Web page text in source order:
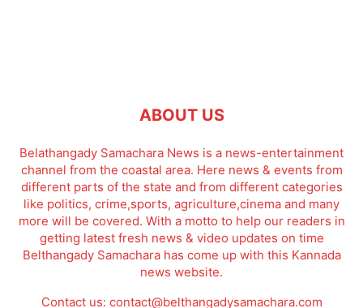
ABOUT US
Belathangady Samachara News is a news-entertainment
channel from the coastal area. Here news & events from
different parts of the state and from different categories
like politics, crime,sports, agriculture,cinema and many
more will be covered. With a motto to help our readers in
getting latest fresh news & video updates on time
Belthangady Samachara has come up with this Kannada
news website.
Contact us: contact@belthangadysamachara.com